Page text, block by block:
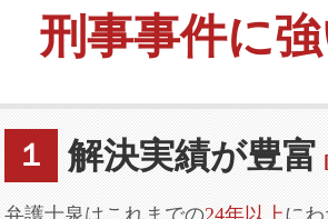
刑事事件に
１ 解決実績が豊富
弁護士泉はこれまでの24年以上に